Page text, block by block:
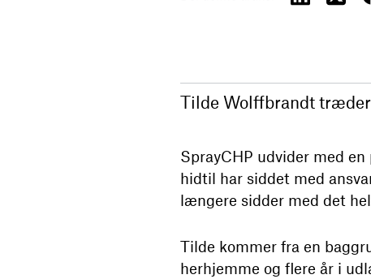
Tilde Wolffbrandt
SprayCHP udvider med
hidtil har siddet med
længere sidder med det
Tilde kommer fra en
herhjemme og flere år i